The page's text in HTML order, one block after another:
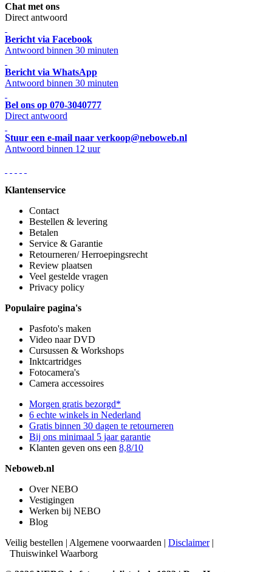
Chat met ons
Direct antwoord
Bericht via Facebook
Antwoord binnen 30 minuten
Bericht via WhatsApp
Antwoord binnen 30 minuten
Bel ons op 070-3040777
Direct antwoord
Stuur een e-mail naar verkoop@neboweb.nl
Antwoord binnen 12 uur
Klantenservice
Contact
Bestellen & levering
Betalen
Service & Garantie
Retourneren/ Herroepingsrecht
Review plaatsen
Veel gestelde vragen
Privacy policy
Populaire pagina's
Pasfoto's maken
Video naar DVD
Cursussen & Workshops
Inktcartridges
Fotocamera's
Camera accessoires
Morgen gratis bezorgd*
6 echte winkels in Nederland
Gratis binnen 30 dagen te retourneren
Bij ons minimaal 5 jaar garantie
Klanten geven ons een 8,8/10
Neboweb.nl
Over NEBO
Vestigingen
Werken bij NEBO
Blog
Veilig bestellen | Algemene voorwaarden | Disclaimer|
Thuiswinkel Waarborg